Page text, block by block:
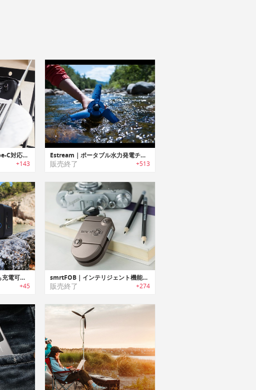
LIFEPOWR A3｜USB Type-C対応ポータブルチャージャー「ライフパワーA3」
+143
Estream｜ポータブル水力発電チャージャー「イーストリーム」
販売終了 +513
Solarbank｜曇りの日でも充電可能なソーラーパワーBluetoothスピーカー/モバイルバッテリー「ソーラーバンク」
+45
smrtFOB｜インテリジェント機能搭載モジュラースマートワイヤレスチャージャー 「スマートフォブ」
販売終了 +274